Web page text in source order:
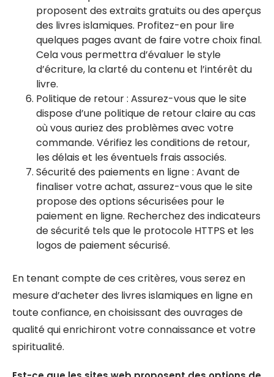
proposent des extraits gratuits ou des aperçus
des livres islamiques. Profitez-en pour lire
quelques pages avant de faire votre choix final.
Cela vous permettra d’évaluer le style
d’écriture, la clarté du contenu et l’intérêt du
livre.
Politique de retour : Assurez-vous que le site
dispose d’une politique de retour claire au cas
où vous auriez des problèmes avec votre
commande. Vérifiez les conditions de retour,
les délais et les éventuels frais associés.
Sécurité des paiements en ligne : Avant de
finaliser votre achat, assurez-vous que le site
propose des options sécurisées pour le
paiement en ligne. Recherchez des indicateurs
de sécurité tels que le protocole HTTPS et les
logos de paiement sécurisé.
En tenant compte de ces critères, vous serez en
mesure d’acheter des livres islamiques en ligne en
toute confiance, en choisissant des ouvrages de
qualité qui enrichiront votre connaissance et votre
spiritualité.